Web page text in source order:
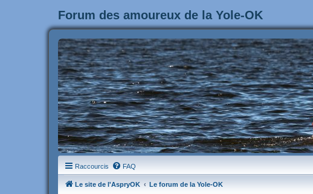
Forum des amoureux de la Yole-OK
Raccourcis FAQ
Le site de l'AspryOK Le forum de la Yole-OK